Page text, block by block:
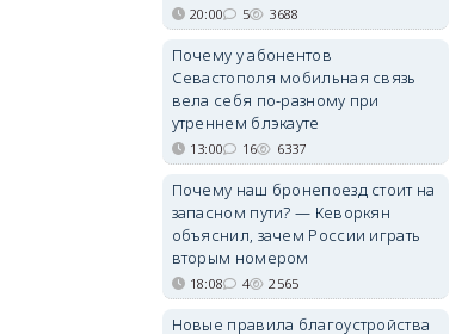
20:00 5 3688
Почему у абонентов
Севастополя мобильная связь
вела себя по-разному при
утреннем блэкауте
13:00 16 6337
Почему наш бронепоезд стоит на
запасном пути? — Кеворкян
объяснил, зачем России играть
вторым номером
18:08 4 2565
Новые правила благоустройства